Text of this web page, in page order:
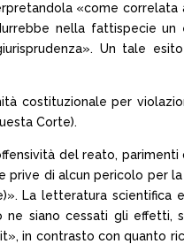
«come
nella fattispecie
Un tale
costituzionale per
Corte).
del reato, parimenti
di alcun pericolo per
La letteratura
ne siano cessati gli
in contrasto con quanto